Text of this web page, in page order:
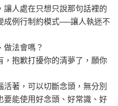
人處在只想只說那句話裡的
成例行制約模式──讓人執迷不
法會嗎？
抱歉打擾你的清夢了，願你
著，可以切斷念頭，無分別
能使用好念頭、好常識、好